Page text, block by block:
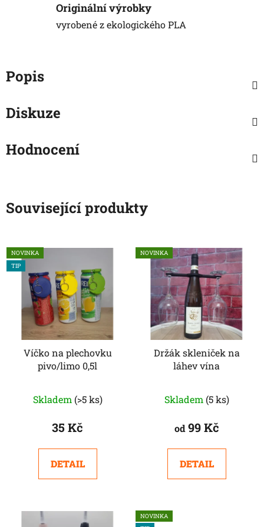
Originální výrobky
vyrobené z ekologického PLA
Popis
Diskuze
Hodnocení
Související produkty
NOVINKA
TIP
Víčko na plechovku
pivo/limo 0,5l
hodnocení
produktu
4,8
z
Skladem (>5 ks)
35 Kč
DETAIL
NOVINKA
Držák skleniček na
láhev vína
Skladem (5 ks)
od99 Kč
DETAIL
NOVINKA